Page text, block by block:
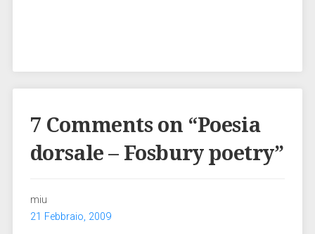
7 Comments on “Poesia
dorsale – Fosbury poetry”
miu
21 Febbraio, 2009